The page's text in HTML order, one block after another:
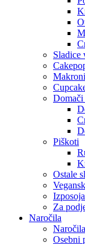
Sladice
Makroni
Piškoti
Ostale
Za
Naročila
Naročila
Osebni